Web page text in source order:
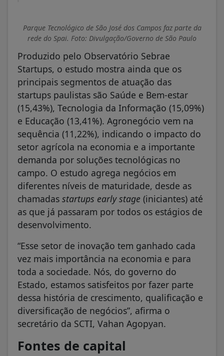
Parque Tecnológico de São José dos Campos faz parte da
rede do Spai. Foto: Divulgação/Governo de São Paulo
Produzido pelo Observatório Sebrae
Startups, o estudo mostra ainda que os
principais segmentos de atuação das
startups paulistas são Saúde e Bem-estar
(15,43%), Tecnologia da Informação (15,09%)
e Educação (13,41%). Agronegócio vem na
sequência (11,22%), indicando o impacto do
setor agrícola na economia e a importante
demanda por soluções tecnológicas no
campo. O estudo agrega negócios em
diferentes níveis de maturidade, desde as
chamadas startups early stage (iniciantes) até
as que já passaram por todos os estágios de
desenvolvimento.
“Esse setor de inovação tem ganhado cada
vez mais importância na economia e para
toda a sociedade. Nós, do governo do
Estado, estamos satisfeitos por fazer parte
dessa história de crescimento, qualificação e
diversificação de negócios”, afirma o
secretário da SCTI, Vahan Agopyan.
Fontes de capital